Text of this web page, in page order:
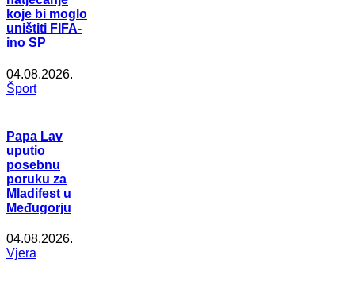
koje bi moglo
uništiti FIFA-
ino SP
04.08.2026.
Šport
Papa Lav
uputio
posebnu
poruku za
Mladifest u
Međugorju
04.08.2026.
Vjera